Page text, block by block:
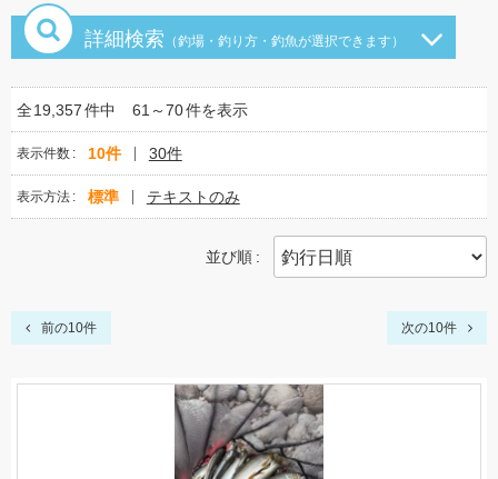
詳細検索 （釣場・釣り方・釣魚が選択できます）
全19,357件中 61～70件を表示
表示件数 10件 30件
表示方法 標準 テキストのみ
並び順
前の10件 次の10件